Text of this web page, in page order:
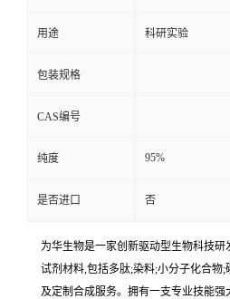
用途 科研实验
包装规格
CAS编号
纯度 95%
是否进口 否
为华生物是一家创新驱动型生物科技
试剂材料,包括多肽;染料;小分子化合物
及定制合成服务。拥有一支专业技能